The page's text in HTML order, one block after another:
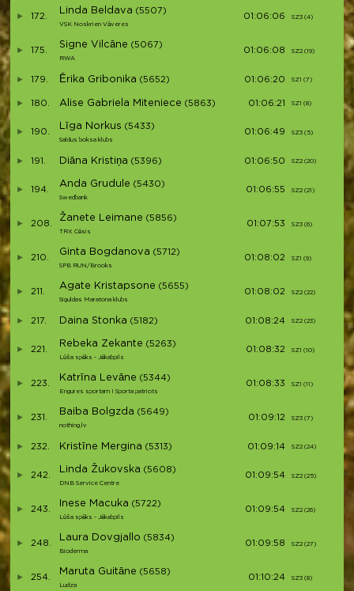
172.
Linda Beldava (5507)
VSK Noskrien Vāveres
01:06:06 SZ3 (4)
175.
Signe Vilcāne (5067)
RWA
01:06:08 SZ2 (19)
179. Ērika Gribonika (5652) 01:06:20 SZ1 (7)
180. Alise Gabriela Miteniece (5863) 01:06:21 SZ1 (8)
190.
Līga Norkus (5433)
Saldus boksa klubs
01:06:49 SZ3 (5)
191. Diāna Kristiņa (5396) 01:06:50 SZ2 (20)
194.
Anda Grudule (5430)
Swedbank
01:06:55 SZ2 (21)
208.
Žanete Leimane (5856)
TRX Cēsis
01:07:53 SZ3 (6)
210.
Ginta Bogdanova (5712)
SPB RUN/Brooks
01:08:02 SZ1 (9)
211.
Agate Kristapsone (5655)
Siguldas Maratona klubs
01:08:02 SZ2 (22)
217. Daina Stonka (5182) 01:08:24 SZ2 (23)
221.
Rebeka Zekante (5263)
Lūša spēks - Jēkabpils
01:08:32 SZ1 (10)
223.
Katrīna Levāne (5344)
Engures sportam I Sporta patriots
01:08:33 SZ1 (11)
231.
Baiba Bolgzda (5649)
nothing.lv
01:09:12 SZ3 (7)
232. Kristīne Mergina (5313) 01:09:14 SZ2 (24)
242.
Linda Žukovska (5608)
DNB Service Centre
01:09:54 SZ2 (25)
243.
Inese Macuka (5722)
Lūša spēks - Jēkabpils
01:09:54 SZ2 (26)
248.
Laura Dovgjallo (5834)
Bioderma
01:09:58 SZ2 (27)
254.
Maruta Guitāne (5658)
Ludza
01:10:24 SZ3 (8)